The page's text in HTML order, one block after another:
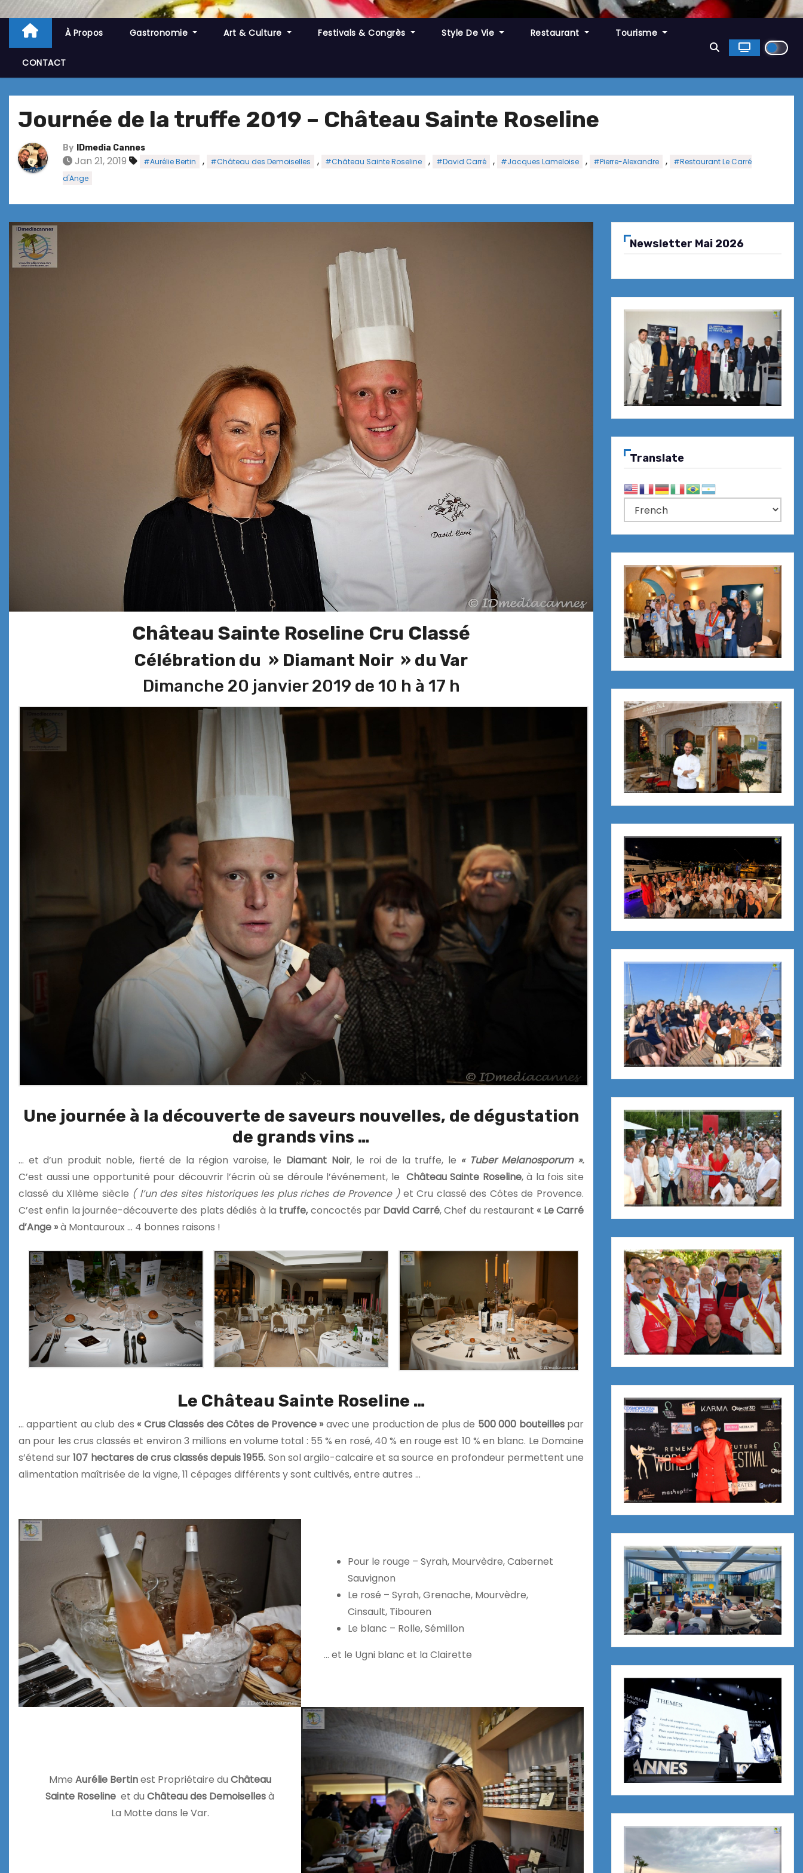
À Propos Gastronomie Art & Culture Festivals & Congrès Style De Vie Restaurant Tourisme
CONTACT
Journée de la truffe 2019 – Château Sainte Roseline
By IDmedia Cannes
Jan 21, 2019 #Aurélie Bertin , #Château des Demoiselles , #Château Sainte Roseline , #David Carré , #Jacques Lameloise , #Pierre-Alexandre ,
#Restaurant Le Carré
d'Ange
Château Sainte Roseline Cru Classé
Célébration du » Diamant Noir » du Var
Dimanche 20 janvier 2019 de 10 h à 17 h
Une journée à la découverte de saveurs nouvelles, de dégustation
de grands vins …
… et d’un produit noble, fierté de la région varoise, le Diamant Noir, le roi de la truffe, le « Tuber Melanosporum ».
C’est aussi une opportunité pour découvrir l’écrin où se déroule l’événement, le Château Sainte Roseline, à la fois site
classé du XIIème siècle ( l’un des sites historiques les plus riches de Provence )et Cru classé des Côtes de Provence.
C’est enfin la journée-découverte des plats dédiés à la truffe,concoctés par David Carré, Chef du restaurant « Le Carré
d’Ange »à Montauroux … 4 bonnes raisons !
Le Château Sainte Roseline …
… appartient au club des« Crus Classés des Côtes de Provence »avec une production de plus de 500 000 bouteillespar
an pour les crus classés et environ 3 millions en volume total : 55 % en rosé, 40 % en rouge est 10 % en blanc. Le Domaine
s’étend sur107 hectares de crus classés depuis 1955. Son sol argilo-calcaire et sa source en profondeur permettent une
alimentation maîtrisée de la vigne, 11 cépages différents y sont cultivés, entre autres …
Pour le rouge – Syrah, Mourvèdre, Cabernet
Sauvignon
Le rosé – Syrah, Grenache, Mourvèdre,
Cinsault, Tibouren
Le blanc – Rolle, Sémillon
… et le Ugni blanc et la Clairette
Mme Aurélie Bertinest Propriétaire du Château
Sainte Roseline et du Château des Demoisellesà
La Motte dans le Var.
Newsletter Mai 2026
Translate